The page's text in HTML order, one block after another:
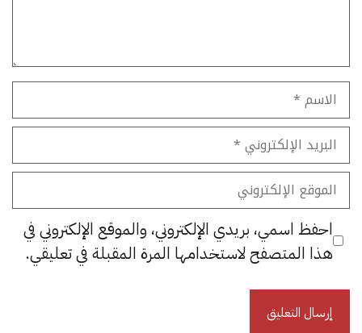
الاسم
البريد
الإلكتروني
الموقع
الإلكتروني
احفظ اسمي، بريدي الإلكتروني، والموقع الإلكتروني في
هذا المتصفح لاستخدامها المرة المقبلة في تعليقي.